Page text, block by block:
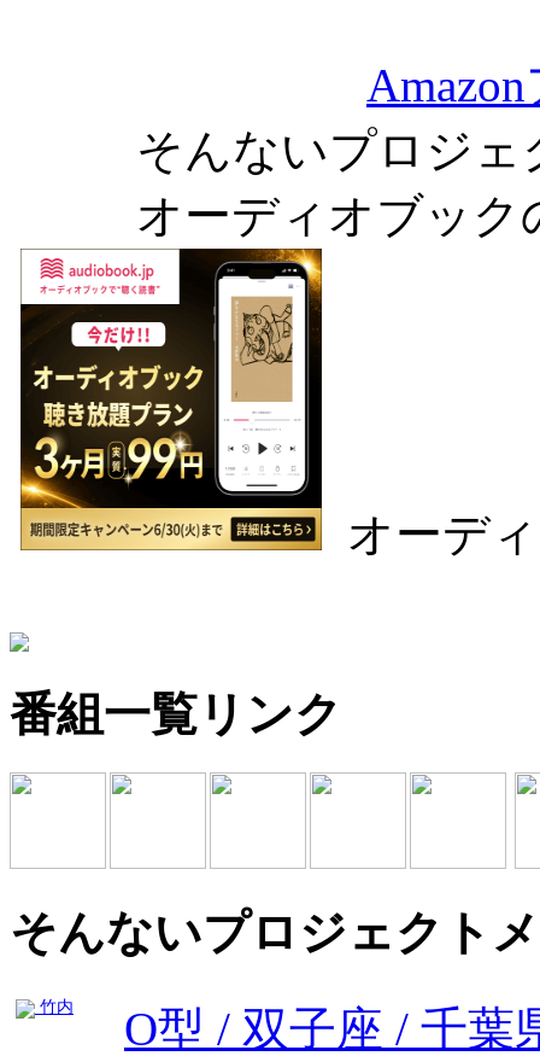
そんないプロジェ
オーディオブック
オーデ
番組一覧リンク
そんないプロジェクト
竹内 O型 / 双子座 / 千葉